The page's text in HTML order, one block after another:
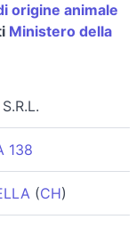
origine animale
Ministero della
138
(CH)